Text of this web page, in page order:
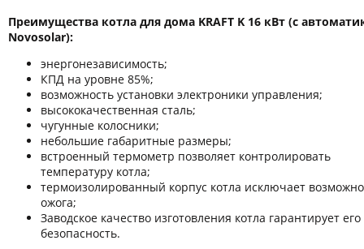
Преимущества котла для дома KRAFT K 16 кВт (с
Novosolar):
энергонезависимость;
КПД на уровне 85%;
возможность установки электроники управления;
высококачественная сталь;
чугунные колосники;
небольшие габаритные размеры;
встроенный термометр позволяет контролировать
температуру котла;
термоизолированный корпус котла исключает
ожога;
Заводское качество изготовления котла гарантирует его
безопасность.